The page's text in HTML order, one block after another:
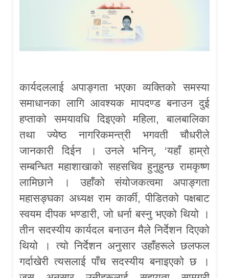
कार्यदललाई अपाङ्गता भएका व्यक्तिको समस्या
समाधानका लागि आवश्यक मापदण्ड बनाउन दुई
हप्ताको समयावधि दिइएको महिला, बालबालिका
तथा ज्येष्ठ नागरिकमन्त्री भगवती चौधरीले
जानकारी दिईन । उनले भनिन्, ‘यहाँ हाम्रो
सम्बन्धित महाशाखाको सहसचिव हुनुहुन्छ रामकृष्ण
लामिछाने । उहाँको संयोजकत्वमा अपाङ्गता
महासङ्घका अध्यक्ष राम कार्की, पीडितको पक्षबाट
स्वयम दीपक भण्डारी, जो धर्ना बस्नु भएको थियो ।
तीन सदस्यीय कार्यदल बनाउन मैले निर्देशन दिएको
थियो । त्यो निर्देशन अनुसार उहाँहरूले छलफल
गर्दाखेरी त्यसलाई पाँच सदस्यीय बनाइएको छ ।